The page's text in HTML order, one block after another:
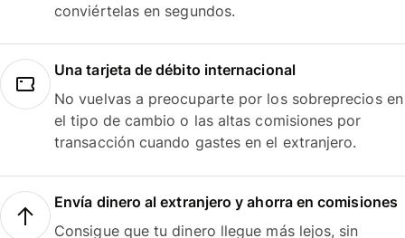
conviértelas en segundos.
Una tarjeta de débito internacional
No vuelvas a preocuparte por los sobreprecios en
el tipo de cambio o las altas comisiones por
transacción cuando gastes en el extranjero.
Envía dinero al extranjero y ahorra en comisiones
Consigue que tu dinero llegue más lejos, sin